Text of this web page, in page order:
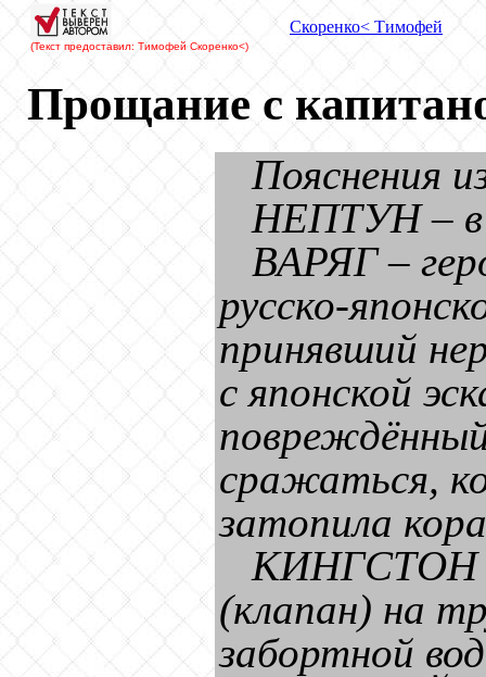
(Текст предоставил: Тимофей Скоренко<)
Скоренко< Тимофей
Прощание с
Пояснения
НЕПТУН – в
ВАРЯГ –
русско-
принявший
с японской
сражаться,
затопила
КИНГСТОН
(клапан) на
забортной